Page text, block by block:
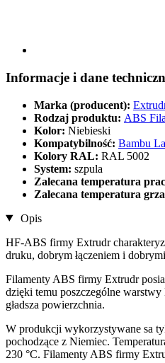
Informacje i dane
Marka (producent):
Rodzaj produktu: ABS
Kolor: Niebieski
Kompatybilność: Bambu
Kolory RAL: RAL 5002
System: szpula
Zalecana temperatura
Zalecana temperatura
Opis
HF-ABS firmy Extrudr
druku, dobrym łączeniem i
Filamenty ABS firmy Extrudr
dzięki temu poszczególne
gładsza powierzchnia.
W produkcji wykorzystywane sa
pochodzące z Niemiec.
230 °C. Filamenty ABS firmy